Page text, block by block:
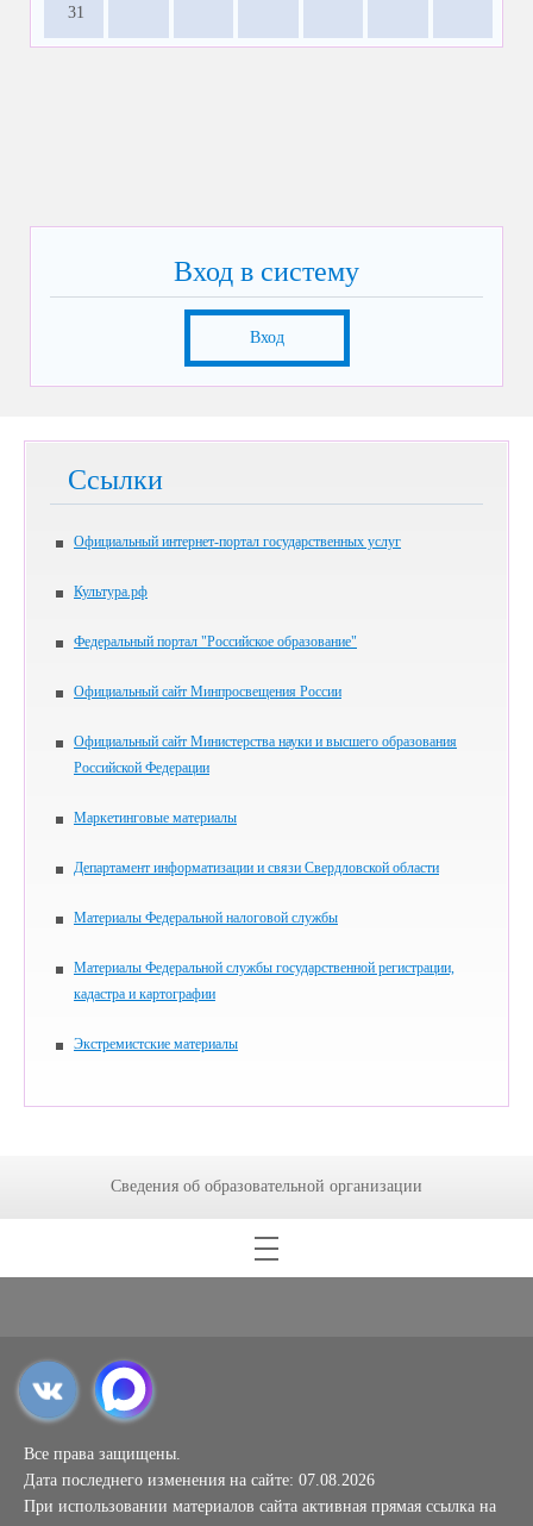
31
Вход в систему
Вход
Ссылки
Официальный интернет-портал государственных услуг
Культура.рф
Федеральный портал "Российское образование"
Официальный сайт Минпросвещения России
Официальный сайт Министерства науки и высшего образования
Российской Федерации
Маркетинговые материалы
Департамент информатизации и связи Свердловской области
Материалы Федеральной налоговой службы
Материалы Федеральной службы государственной регистрации,
кадастра и картографии
Экстремистские материалы
Сведения об образовательной организации
Все права защищены.
Дата последнего изменения на сайте: 07.08.2026
При использовании материалов сайта активная прямая ссылка на